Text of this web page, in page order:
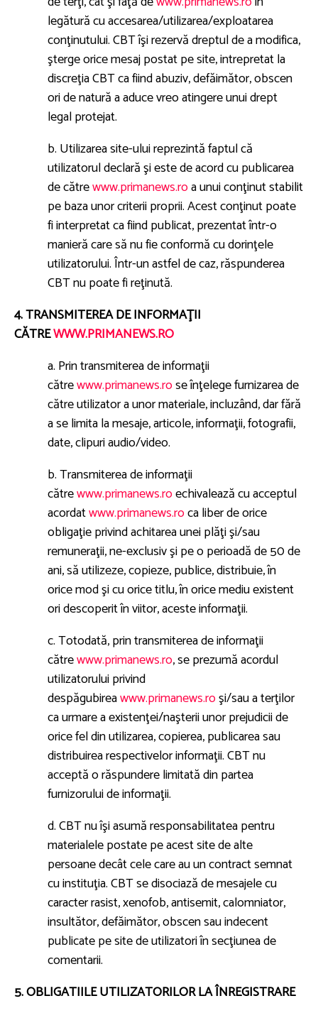
legătură cu accesarea/utilizarea/exploatarea
conţinutului. CBT îşi rezervă dreptul de a modifica,
şterge orice mesaj postat pe site, intrepretat la
discreţia CBT ca fiind abuziv, defăimător, obscen
ori de natură a aduce vreo atingere unui drept
legal protejat.
b. Utilizarea site-ului reprezintă faptul că
utilizatorul declară şi este de acord cu publicarea
de cătrewww.primanews.roa unui conţinut stabilit
pe baza unor criterii proprii. Acest conţinut poate
fi interpretat ca fiind publicat, prezentat într-o
manieră care să nu fie conformă cu dorinţele
utilizatorului. Într-un astfel de caz, răspunderea
CBT nu poate fi reţinută.
4. TRANSMITEREA DE INFORMAŢII
CĂTREWWW.PRIMANEWS.RO
a. Prin transmiterea de informaţii
cătrewww.primanews.rose înţelege furnizarea de
către utilizator a unor materiale, incluzând, dar fără
a se limita la mesaje, articole, informaţii, fotografii,
date, clipuri audio/video.
b. Transmiterea de informaţii
cătrewww.primanews.roechivalează cu acceptul
acordatwww.primanews.roca liber de orice
obligaţie privind achitarea unei plăţi şi/sau
remuneraţii, ne-exclusiv şi pe o perioadă de 50 de
ani, să utilizeze, copieze, publice, distribuie, în
orice mod şi cu orice titlu, în orice mediu existent
ori descoperit în viitor, aceste informaţii.
c. Totodată, prin transmiterea de informaţii
cătrewww.primanews.ro, se prezumă acordul
utilizatorului privind
despăgubireawww.primanews.roşi/sau a terţilor
ca urmare a existenţei/naşterii unor prejudicii de
orice fel din utilizarea, copierea, publicarea sau
distribuirea respectivelor informaţii. CBT nu
acceptă o răspundere limitată din partea
furnizorului de informaţii.
d. CBT nu îşi asumă responsabilitatea pentru
materialele postate pe acest site de alte
persoane decât cele care au un contract semnat
cu instituţia. CBT se disociază de mesajele cu
caracter rasist, xenofob, antisemit, calomniator,
insultător, defăimător, obscen sau indecent
publicate pe site de utilizatori în secţiunea de
comentarii.
5. OBLIGATIILE UTILIZATORILOR LA ÎNREGISTRARE